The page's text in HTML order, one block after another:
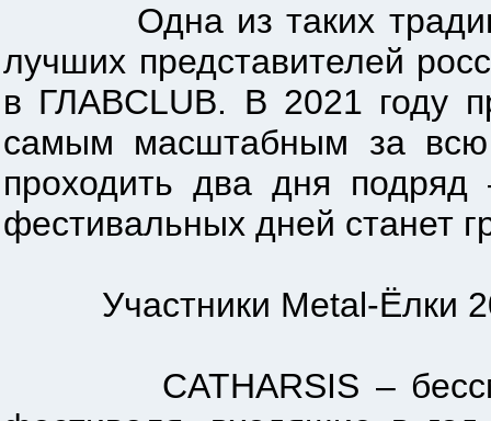
Одна из таких
лучших представителей
в ГЛАВCLUB. В 2021 году
самым масштабным за всю
проходить два дня
фестивальных дней станет
Участники Metal-Ёлки
CATHARSIS –